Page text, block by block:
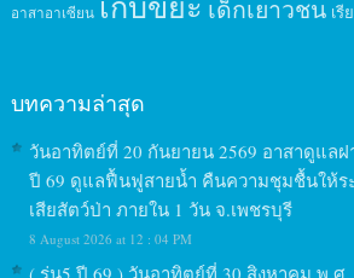
อาสาอาเซียน เด็กเยาวชน เรี
บทความล่าสุด
วันอาทิตย์ที่ 20 กันยายน 2569 อาสาดูแลฝ
ปี 69 ดูแลฟื้นฟูสายน้ำ คืนความชุมชื้นให้ร
เสียสัตว์ป่า ภายใน 1 วัน จ.เพชรบุรี
8 August 2026 at 12 : 04 PM
( รุ่น5 ปี 69 ) วันอาทิตย์ที่ 30 สิงหาคม พ.ศ